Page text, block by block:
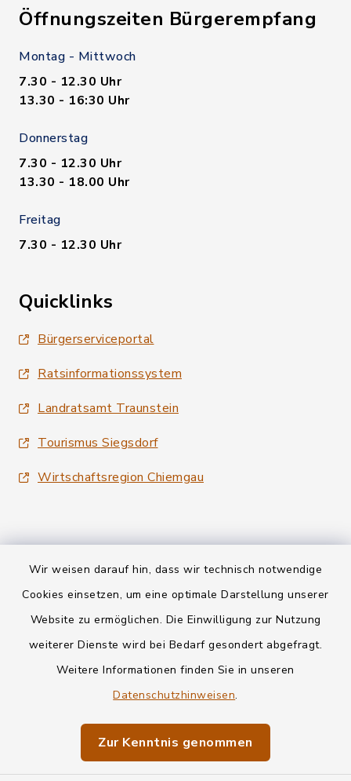
Wir weisen darauf hin, dass wir technisch notwendige
Cookies einsetzen, um eine optimale Darstellung unserer
Website zu ermöglichen. Die Einwilligung zur Nutzung
weiterer Dienste wird bei Bedarf gesondert abgefragt.
Weitere Informationen finden Sie in unseren
Datenschutzhinweisen.
Zur Kenntnis genommen
Öffnungszeiten Bürgerempfang
Montag - Mittwoch
7.30 - 12.30 Uhr
13.30 - 16:30 Uhr
Donnerstag
7.30 - 12.30 Uhr
13.30 - 18.00 Uhr
Freitag
7.30 - 12.30 Uhr
Quicklinks
Bürgerserviceportal
Ratsinformationssystem
Landratsamt Traunstein
Tourismus Siegsdorf
Wirtschaftsregion Chiemgau
Kontakt
Informationspflichten
Impressum